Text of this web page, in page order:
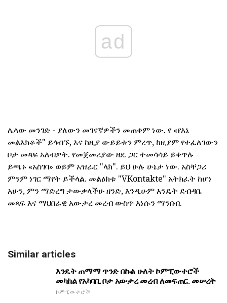
ad
ሌላው መንገድ - ያለውን መገናኛዎችን መጠቀም ነው. የ «የእኔ
መልእክቶች" ይጎብኙ, እና ከዚያ ውይይቱን ምረጥ, ከዚያም የተፈለገውን
ቦታ መጻፍ አለብዎት. የመጀመሪያው ዘዴ ጋር ተመሳሳይ ይቀጥሉ -
ይጫኑ «አስገባ» ወይም አዝራር "ላክ". ይህ ሁሉ ሁኔታ ነው. አስቸጋሪ
ምንም ነገር ማየት ይችላል. መልዕክቱ "VKontakte" አትክፈት ከሆነ
አሁን, ምን ማድረግ ታውቃላችሁ ዘንድ, እንዲሁም እንዴት ደብዳቤ
መጻፍ እና ማህበራዊ አውታረ መረብ ውስጥ እነሱን ማንበብ.
Similar articles
እንዴት ጠማማ ጥንድ በኩል ሁለት ኮምፒውተሮች
መካከል የአካባቢ ቦታ አውታረ መረብ ለመፍጠር. መሠረት
ኮምፒውተሮች